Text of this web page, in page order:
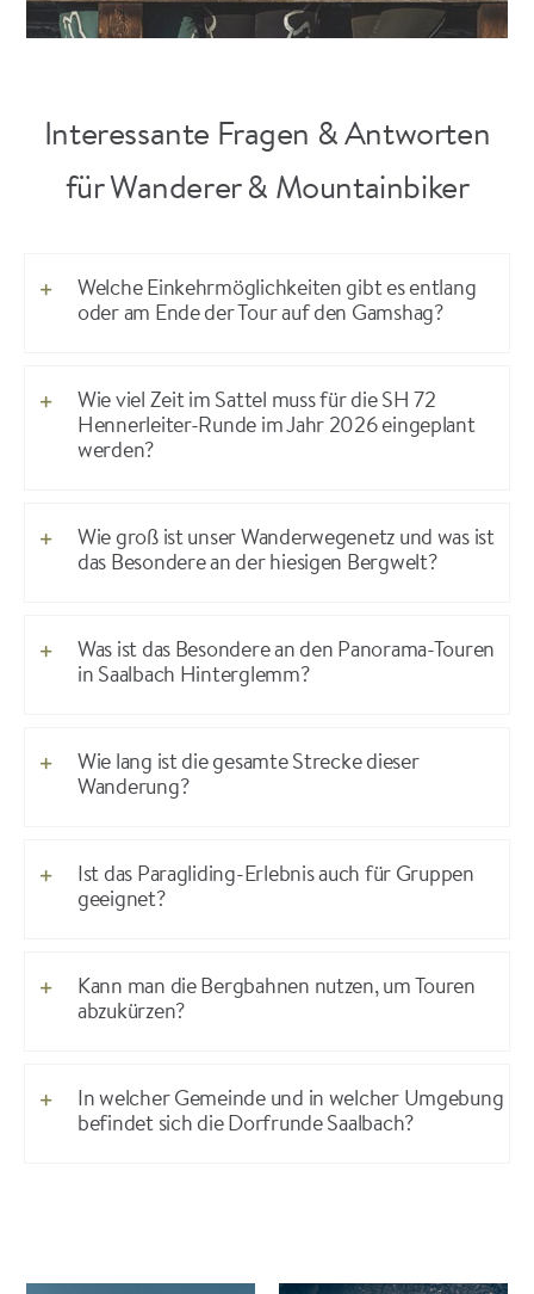
Interessante Fragen & Antworten
für Wanderer & Mountainbiker
Welche Einkehrmöglichkeiten gibt es entlang
oder am Ende der Tour auf den Gamshag?
Wie viel Zeit im Sattel muss für die SH 72
Hennerleiter-Runde im Jahr 2026 eingeplant
werden?
Wie groß ist unser Wanderwegenetz und was ist
das Besondere an der hiesigen Bergwelt?
Was ist das Besondere an den Panorama-Touren
in Saalbach Hinterglemm?
Wie lang ist die gesamte Strecke dieser
Wanderung?
Ist das Paragliding-Erlebnis auch für Gruppen
geeignet?
Kann man die Bergbahnen nutzen, um Touren
abzukürzen?
In welcher Gemeinde und in welcher Umgebung
befindet sich die Dorfrunde Saalbach?